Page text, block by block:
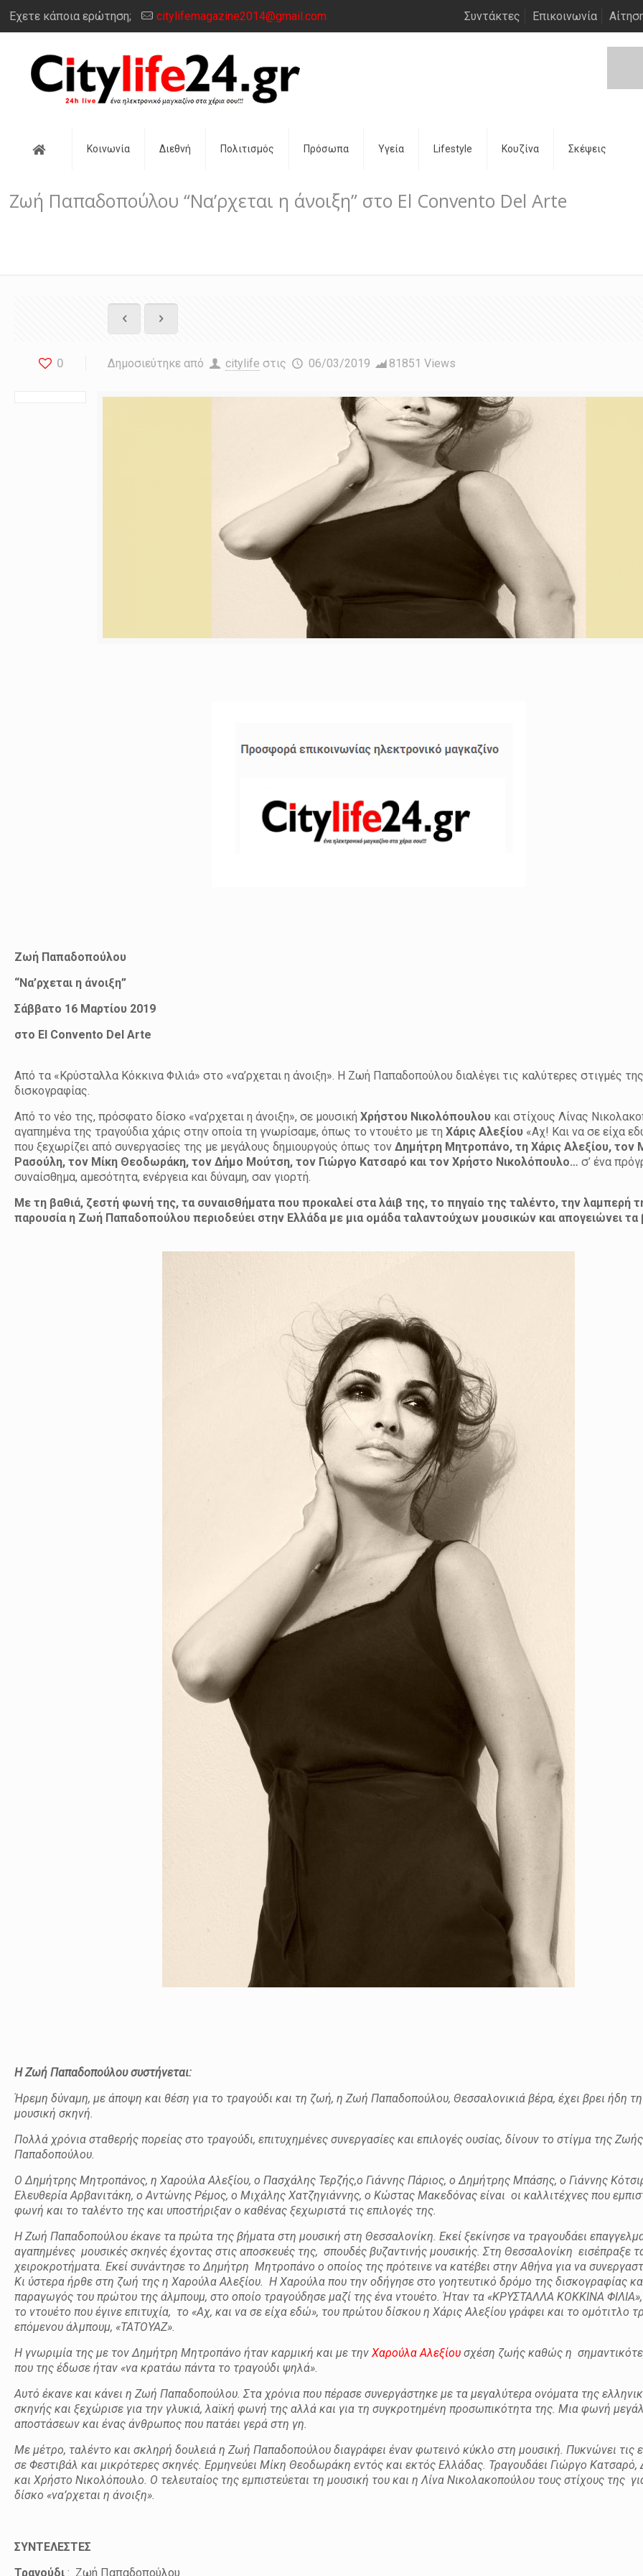
Έχετε κάποια ερώτηση; citylifemagazine2014@gmail.com Συντάκτες Επικοινωνία
Αρχική Κοινωνία Διεθνή Πολιτισμός Πρόσωπα Υγεία Lifestyle Κουζίνα Σκέψεις
Ζωή Παπαδοπούλου “Να’ρχεται η άνοιξη” στο El Convento Del Arte
0 Δημοσιεύτηκε από citylife στις 06/03/2019 81851 Views
Ζωή Παπαδοπούλου
“Να’ρχεται η άνοιξη”
Σάββατο 16 Μαρτίου 2019
στο El Convento Del Arte
Από τα «Κρύσταλλα Κόκκινα Φιλιά» στο «να’ρχεται η άνοιξη». Η Ζωή Παπαδοπούλου διαλέγει τις καλύτερες στιγμές
δισκογραφίας.
Από το νέο της, πρόσφατο δίσκο «να’ρχεται η άνοιξη», σε μουσικήΧρήστου Νικολόπουλου και στίχους Λίνας
αγαπημένα της τραγούδια χάρις στην οποία τη γνωρίσαμε, όπως το ντουέτο με τηΧάρις Αλεξίου «Αχ! Και να σε είχα
που ξεχωρίζει από συνεργασίες της με μεγάλους δημιουργούς όπως τονΔημήτρη Μητροπάνο, τη Χάρις Αλεξίου, τον
Ρασούλη, τον Μίκη Θεοδωράκη, τον Δήμο Μούτση, τον Γιώργο Κατσαρό και τον Χρήστο Νικολόπουλο… σ’ ένα
συναίσθημα, αμεσότητα, ενέργεια και δύναμη, σαν γιορτή.
Με τη βαθιά, ζεστή φωνή της, τα συναισθήματα που προκαλεί στα λάιβ της, το πηγαίο της ταλέντο, την λαμπερή
παρουσία η Ζωή Παπαδοπούλου περιοδεύει στην Ελλάδα με μια ομάδα ταλαντούχων μουσικών και απογειώνει τα
Η Ζωή Παπαδοπούλου συστήνεται:
Ήρεμη δύναμη, με άποψη και θέση για το τραγούδι και τη ζωή, η Ζωή Παπαδοπούλου, Θεσσαλονικιά βέρα, έχει βρει ήδη
μουσική σκηνή.
Πολλά χρόνια σταθερής πορείας στο τραγούδι, επιτυχημένες συνεργασίες και επιλογές ουσίας, δίνουν το στίγμα της Ζωής
Παπαδοπούλου.
Ο Δημήτρης Μητροπάνος, η Χαρούλα Αλεξίου, ο Πασχάλης Τερζής,ο Γιάννης Πάριος, ο Δημήτρης Μπάσης, ο Γιάννης
Ελευθερία Αρβανιτάκη, ο Αντώνης Ρέμος, ο Μιχάλης Χατζηγιάννης, ο Κώστας Μακεδόνας είναι οι καλλιτέχνες που
φωνή και το ταλέντο της και υποστήριξαν ο καθένας ξεχωριστά τις επιλογές της.
Η Ζωή Παπαδοπούλου έκανε τα πρώτα της βήματα στη μουσική στη Θεσσαλονίκη. Εκεί ξεκίνησε να τραγουδάει
αγαπημένες μουσικές σκηνές έχοντας στις αποσκευές της, σπουδές βυζαντινής μουσικής.Στη Θεσσαλονίκη εισέπραξε
χειροκροτήματα. Εκεί συνάντησε το Δημήτρη Μητροπάνο ο οποίος της πρότεινε να κατέβει στην Αθήνα για να
Κι ύστερα ήρθε στη ζωή της η Χαρούλα Αλεξίου. Η Χαρούλα που την οδήγησε στο γοητευτικό δρόμο της δισκογραφίας
παραγωγός του πρώτου της άλμπουμ, στο οποίο τραγούδησε μαζί της ένα ντουέτο. Ήταν τα «ΚΡΥΣΤΑΛΛΑ ΚΟΚΚΙΝΑ
το ντουέτο που έγινε επιτυχία, το «Αχ, και να σε είχα εδώ», του πρώτου δίσκου η Χάρις Αλεξίου γράφει και το ομότιτλο
επόμενου άλμπουμ, «ΤΑΤΟΥΑΖ».
Η γνωριμία της με τον Δημήτρη Μητροπάνο ήταν καρμική και με τηνΧαρούλα Αλεξίου σχέση ζωής καθώς η
που της έδωσε ήταν «να κρατάω πάντα το τραγούδι ψηλά».
Αυτό έκανε και κάνει η Ζωή Παπαδοπούλου. Στα χρόνια που πέρασε συνεργάστηκε με τα μεγαλύτερα ονόματα της
σκηνής και ξεχώρισε για την γλυκιά, λαϊκή φωνή της αλλά και για τη συγκροτημένη προσωπικότητα της.Μια φωνή
αποστάσεων και ένας άνθρωπος που πατάει γερά στη γη.
Με μέτρο, ταλέντο και σκληρή δουλειά η Ζωή Παπαδοπούλου διαγράφει έναν φωτεινό κύκλο στη μουσική. Πυκνώνει τις
σε Φεστιβάλ και μικρότερες σκηνές. Ερμηνεύει Μίκη Θεοδωράκη εντός και εκτός Ελλάδας. Τραγουδάει Γιώργο
και Χρήστο Νικολόπουλο. Ο τελευταίος της εμπιστεύεται τη μουσική του και η Λίνα Νικολακοπούλου τους στίχους της
δίσκο «να’ρχεται η άνοιξη».
ΣΥΝΤΕΛΕΣΤΕΣ
Τραγούδι: Ζωή Παπαδοπούλου